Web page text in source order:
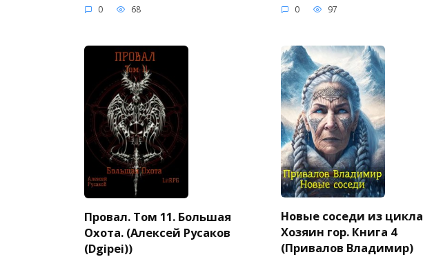
0 68 0 97
Провал. Том 11. Большая
Охота. (Алексей Русаков
(Dgipei))
Новые соседи из цикла
Хозяин гор. Книга 4
(Привалов Владимир)